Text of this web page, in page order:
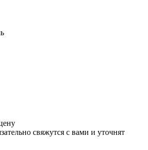
свяжутся с вами и уточнят